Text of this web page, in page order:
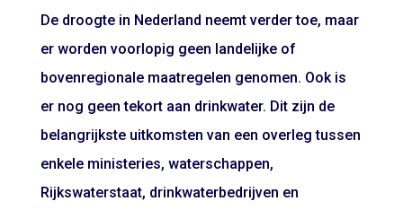
De droogte in Nederland neemt verder toe, maar
er worden voorlopig geen landelijke of
bovenregionale maatregelen genomen. Ook is
er nog geen tekort aan drinkwater. Dit zijn de
belangrijkste uitkomsten van een overleg tussen
enkele ministeries, waterschappen,
Rijkswaterstaat, drinkwaterbedrijven en